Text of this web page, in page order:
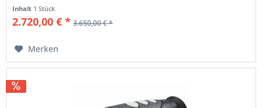
Inhalt 1 Stück
2.720,00 € * 3.650,00 € *
Merken